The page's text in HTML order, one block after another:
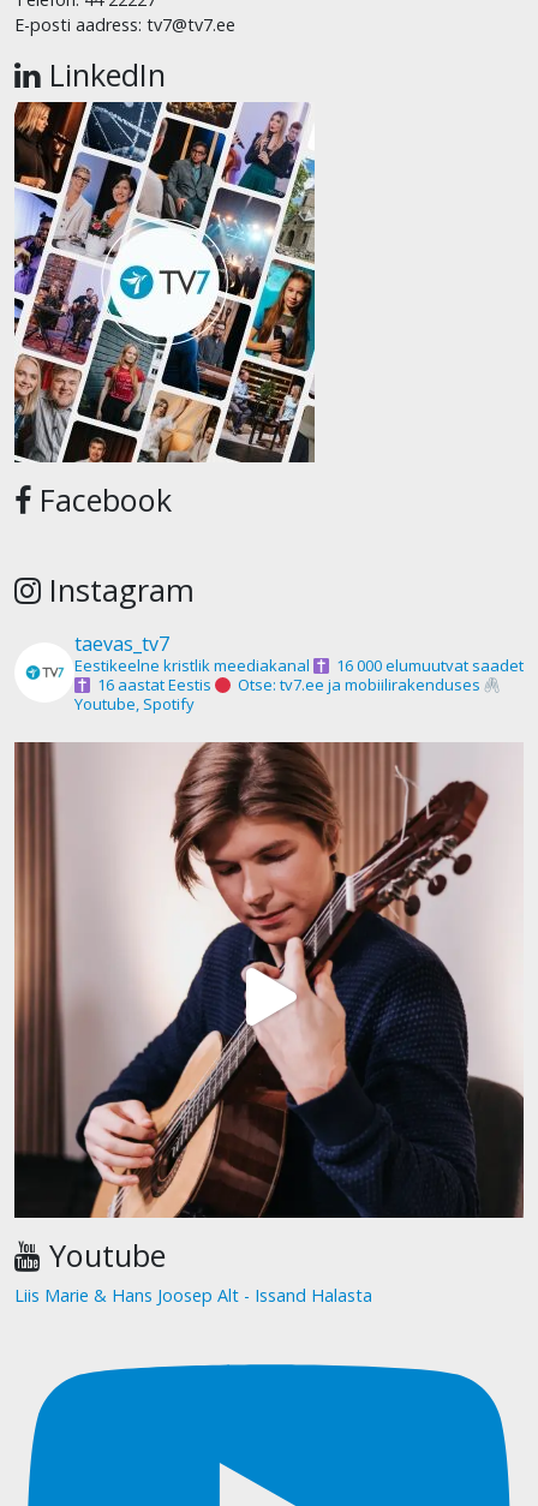
E-posti aadress: tv7@tv7.ee
LinkedIn
Facebook
Instagram
taevas_tv7
Eestikeelne kristlik meediakanal
16 000 elumuutvat saadet
16 aastat Eestis
Otse: tv7.ee ja mobiilirakenduses
Youtube, Spotify
Youtube
Liis Marie & Hans Joosep Alt - Issand Halasta